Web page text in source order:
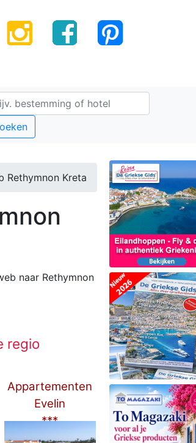
Rethymnon Kreta
naar Rethymnon
regio
Appartementen
Evelin
***